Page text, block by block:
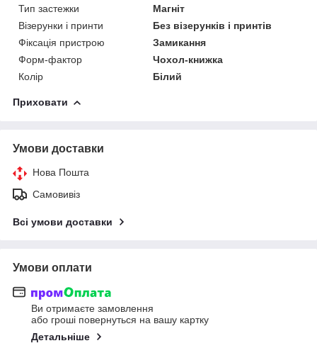
Тип застежки
Магніт
Візерунки і принти
Без візерунків і принтів
Фіксація пристрою
Замикання
Форм-фактор
Чохол-книжка
Колір
Білий
Приховати
Умови доставки
Нова Пошта
Самовивіз
Всі умови доставки
Умови оплати
Ви отримаєте замовлення
або гроші повернуться на вашу картку
Детальніше